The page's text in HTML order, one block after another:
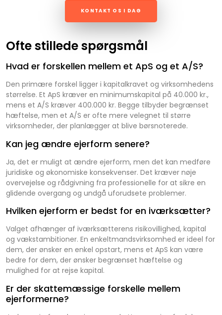
KONTAKT OS I DAG
Ofte stillede spørgsmål
Hvad er forskellen mellem et ApS og et A/S?
Den primære forskel ligger i kapitalkravet og virksomhedens
størrelse. Et ApS kræver en minimumskapital på 40.000 kr.,
mens et A/S kræver 400.000 kr. Begge tilbyder begrænset
hæftelse, men et A/S er ofte mere velegnet til større
virksomheder, der planlægger at blive børsnoterede.
Kan jeg ændre ejerform senere?
Ja, det er muligt at ændre ejerform, men det kan medføre
juridiske og økonomiske konsekvenser. Det kræver nøje
overvejelse og rådgivning fra professionelle for at sikre en
glidende overgang og undgå uforudsete problemer.
Hvilken ejerform er bedst for en iværksætter?
Valget afhænger af iværksætterens risikovillighed, kapital
og vækstambitioner. En enkeltmandsvirksomhed er ideel for
dem, der ønsker en enkel opstart, mens et ApS kan være
bedre for dem, der ønsker begrænset hæftelse og
mulighed for at rejse kapital.
Er der skattemæssige forskelle mellem
ejerformerne?